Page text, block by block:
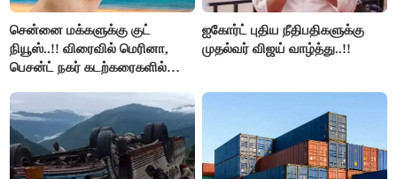
சென்னை மக்களுக்கு குட்
நியூஸ்..!! விரைவில் மெரினா,
பெசன்ட் நகர் கடற்கரைகளில்
ஐகோர்ட் புதிய நீதிபதிகளுக்கு
முதல்வர் விஜய் வாழ்த்து..!!